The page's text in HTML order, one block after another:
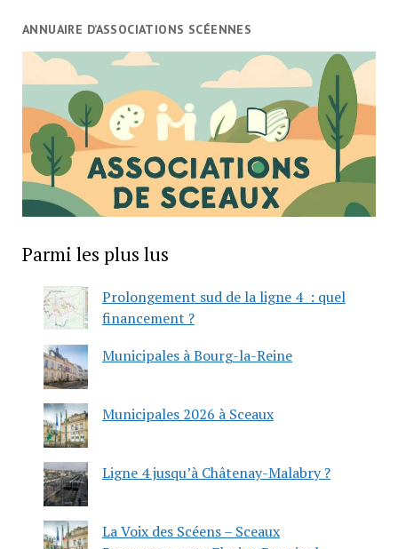
ANNUAIRE D’ASSOCIATIONS SCÉENNES
Parmi les plus lus
Prolongement sud de la ligne 4 : quel
financement ?
Municipales à Bourg-la-Reine
Municipales 2026 à Sceaux
Ligne 4 jusqu’à Châtenay-Malabry ?
La Voix des Scéens – Sceaux